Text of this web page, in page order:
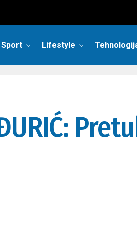
Sport Lifestyle
ĐURIĆ: